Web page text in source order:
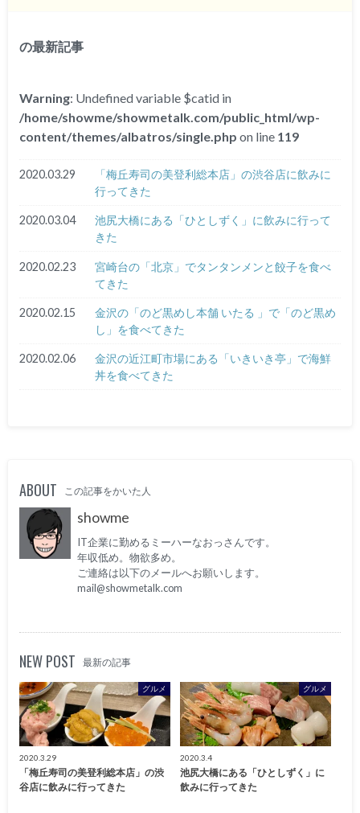
の最新記事
Warning: Undefined variable $catid in
/home/showme/showmetalk.com/public_html/wp-
content/themes/albatros/single.php on line 119
2020.03.29
「梅丘寿司の美登利総本店」の渋谷店に飲みに
行ってきた
2020.03.04
池尻大橋にある「ひとしずく」に飲みに行って
きた
2020.02.23
宮崎台の「北京」でタンタンメンと餃子を食べ
てきた
2020.02.15
金沢の「のど黒めし本舗 いたる 」で「のど黒め
し」を食べてきた
2020.02.06
金沢の近江町市場にある「いきいき亭」で海鮮
丼を食べてきた
ABOUT この記事をかいた人
showme
IT企業に勤めるミーハーなおっさんです。
年収低め。物欲多め。
ご連絡は以下のメールへお願いします。
mail@showmetalk.com
NEW POST 最新の記事
グルメ
2020.3.29
「梅丘寿司の美登利総本店」の渋
谷店に飲みに行ってきた
グルメ
2020.3.4
池尻大橋にある「ひとしずく」に
飲みに行ってきた